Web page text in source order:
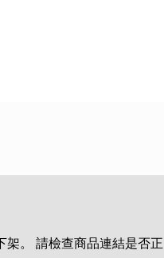
架。 請檢查商品連結是否正